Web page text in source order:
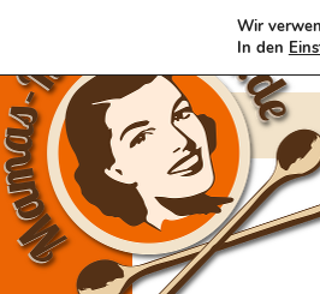
Wir
In den